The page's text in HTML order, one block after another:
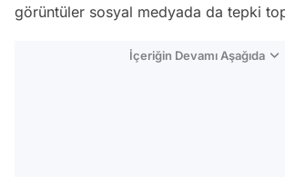
görüntüler sosyal medyada da tepki
İçeriğin Devamı Aşağıda